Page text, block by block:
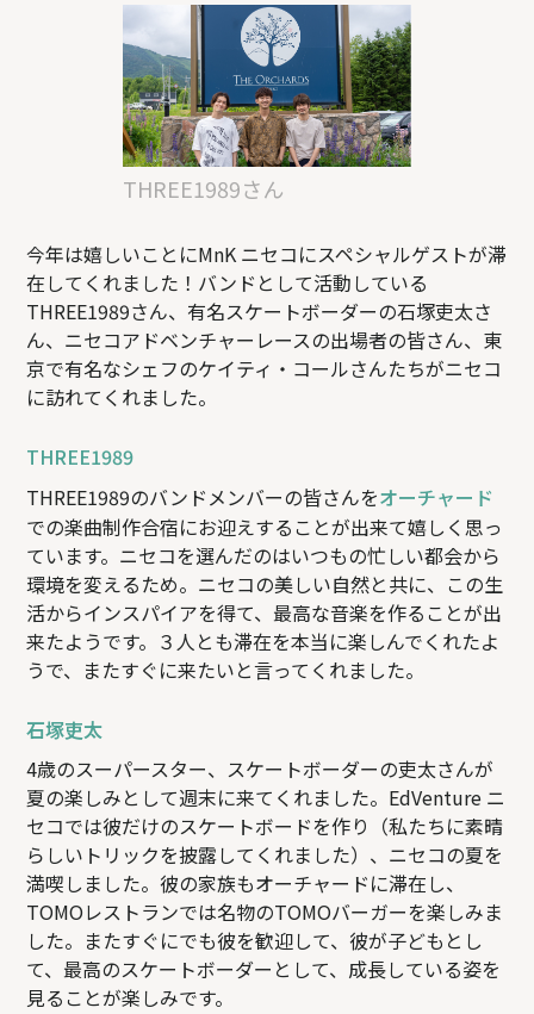
THREE1989さん
今年は嬉しいことにMnK ニセコにスペシャルゲストが滞
在してくれました！バンドとして活動している
THREE1989さん、有名スケートボーダーの石塚吏太さ
ん、ニセコアドベンチャーレースの出場者の皆さん、東
京で有名なシェフのケイティ・コールさんたちがニセコ
に訪れてくれました。
THREE1989
THREE1989のバンドメンバーの皆さんをオーチャード
での楽曲制作合宿にお迎えすることが出来て嬉しく思っ
ています。ニセコを選んだのはいつもの忙しい都会から
環境を変えるため。ニセコの美しい自然と共に、この生
活からインスパイアを得て、最高な音楽を作ることが出
来たようです。３人とも滞在を本当に楽しんでくれたよ
うで、またすぐに来たいと言ってくれました。
石塚吏太
4歳のスーパースター、スケートボーダーの吏太さんが
夏の楽しみとして週末に来てくれました。EdVenture ニ
セコでは彼だけのスケートボードを作り（私たちに素晴
らしいトリックを披露してくれました）、ニセコの夏を
満喫しました。彼の家族もオーチャードに滞在し、
TOMOレストランでは名物のTOMOバーガーを楽しみま
した。またすぐにでも彼を歓迎して、彼が子どもとし
て、最高のスケートボーダーとして、成長している姿を
見ることが楽しみです。